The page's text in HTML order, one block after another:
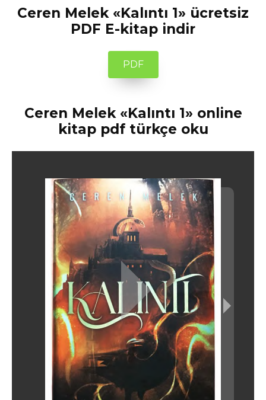
Ceren Melek «Kalıntı 1» ücretsiz
PDF E-kitap indir
PDF
Ceren Melek «Kalıntı 1» online
kitap pdf türkçe oku